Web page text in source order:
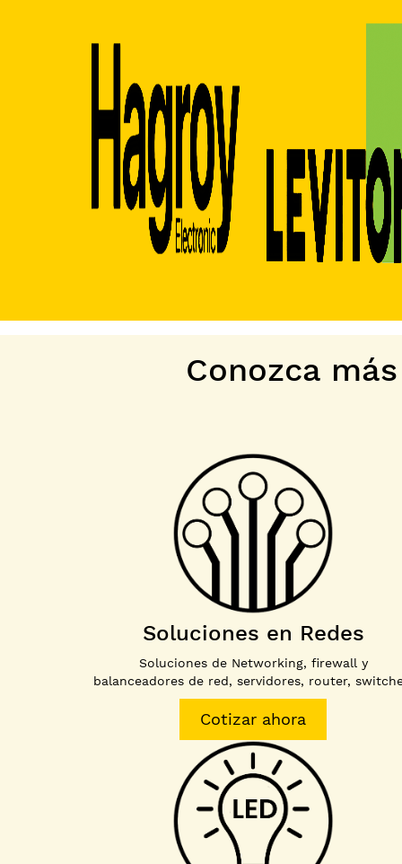
Conozca
Soluciones en Redes
Soluciones de Networking, firewall y
balanceadores de red, servidores, router,
Cotizar ahora